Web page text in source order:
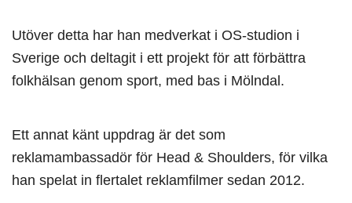
Utöver detta har han medverkat i OS-studion i
Sverige och deltagit i ett projekt för att förbättra
folkhälsan genom sport, med bas i Mölndal.
Ett annat känt uppdrag är det som
reklamambassadör för Head & Shoulders, för vilka
han spelat in flertalet reklamfilmer sedan 2012.